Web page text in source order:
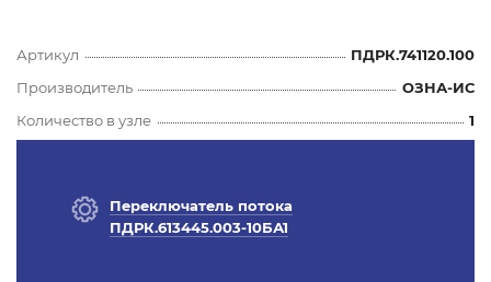
Артикул
ПДРК.741120.100
Производитель
ОЗНА-ИС
Количество в узле
1
Переключатель потока
ПДРК.613445.003-10БА1